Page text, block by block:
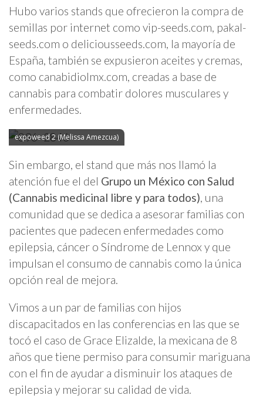
Hubo varios stands que ofrecieron la compra de
semillas por internet como vip-seeds.com, pakal-
seeds.com o deliciousseeds.com, la mayoría de
España, también se expusieron aceites y cremas,
como canabidiolmx.com, creadas a base de
cannabis para combatir dolores musculares y
enfermedades.
expoweed 2 (Melissa Amezcua)
Sin embargo, el stand que más nos llamó la
atención fue el del Grupo un México con Salud
(Cannabis medicinal libre y para todos), una
comunidad que se dedica a asesorar familias con
pacientes que padecen enfermedades como
epilepsia, cáncer o Síndrome de Lennox y que
impulsan el consumo de cannabis como la única
opción real de mejora.
Vimos a un par de familias con hijos
discapacitados en las conferencias en las que se
tocó el caso de Grace Elizalde, la mexicana de 8
años que tiene permiso para consumir mariguana
con el fin de ayudar a disminuir los ataques de
epilepsia y mejorar su calidad de vida.